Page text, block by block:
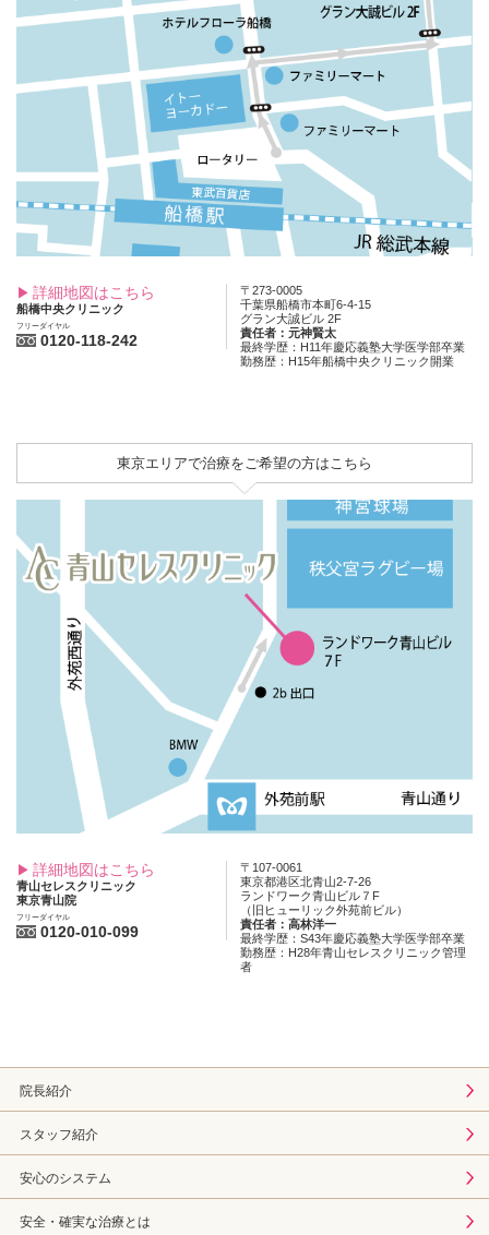
詳細地図はこちら
船橋中央クリニック
フリーダイヤル
0120-118-242
〒273-0005
千葉県船橋市本町6-4-15
グラン大誠ビル 2F
責任者：元神賢太
最終学歴：H11年慶応義塾大学医学部卒業
勤務歴：H15年船橋中央クリニック開業
東京エリアで治療をご希望の方はこちら
詳細地図はこちら
青山セレスクリニック
東京青山院
フリーダイヤル
0120-010-099
〒107-0061
東京都港区北青山2-7-26
ランドワーク青山ビル７F
（旧ヒューリック外苑前ビル）
責任者：高林洋一
最終学歴：S43年慶応義塾大学医学部卒業
勤務歴：H28年青山セレスクリニック管理
者
院長紹介
スタッフ紹介
安心のシステム
安全・確実な治療とは